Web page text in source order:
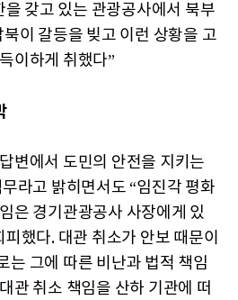
을 갖고 있는 관광공사에서 북부
이 갈등을 빚고 이런 상황을 고
이하게 취했다”
변에서 도민의 안전을 지키는
라고 밝히면서도 “임진각 평화
은 경기관광공사 사장에게 있
했다. 대관 취소가 안보 때문이
는 그에 따른 비난과 법적 책임
관 취소 책임을 산하 기관에 떠